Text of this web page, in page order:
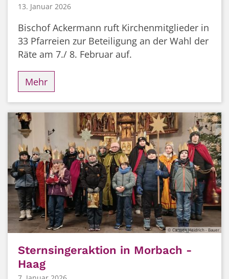
13. Januar 2026
Bischof Ackermann ruft Kirchenmitglieder in
33 Pfarreien zur Beteiligung an der Wahl der
Räte am 7./ 8. Februar auf.
Mehr
© Carmen Heidrich - Bauer
Sternsingeraktion in Morbach -
Haag